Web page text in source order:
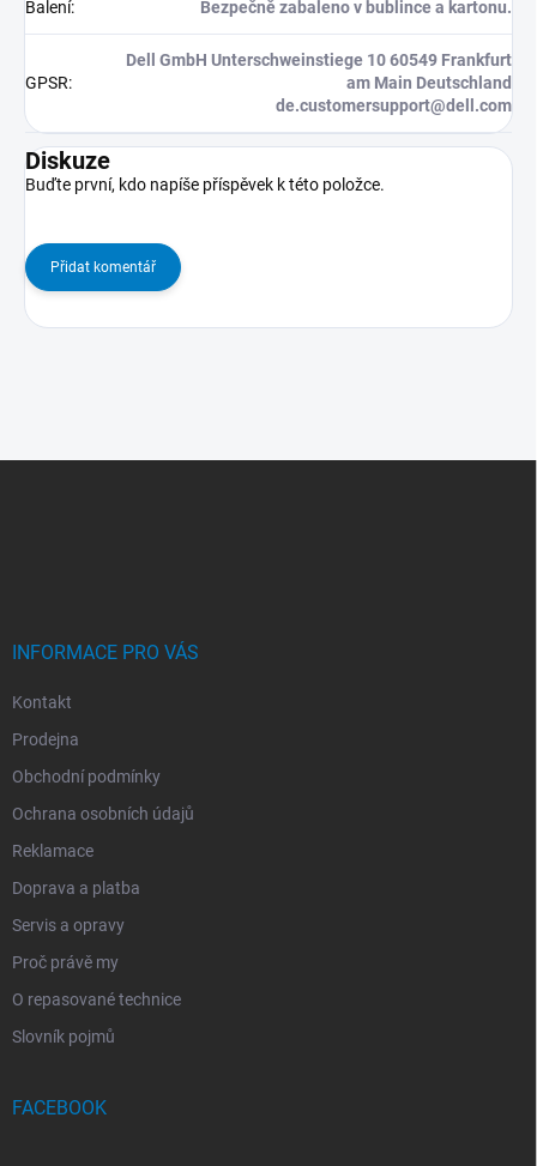
Balení: Bezpečně zabaleno v bublince a kartonu.
GPSR:
Dell GmbH Unterschweinstiege 10 60549 Frankfurt
am Main Deutschland
de.customersupport@dell.com
Diskuze
Buďte první, kdo napíše příspěvek k této položce.
Přidat komentář
INFORMACE PRO VÁS
Kontakt
Prodejna
Obchodní podmínky
Ochrana osobních údajů
Reklamace
Doprava a platba
Servis a opravy
Proč právě my
O repasované technice
Slovník pojmů
FACEBOOK